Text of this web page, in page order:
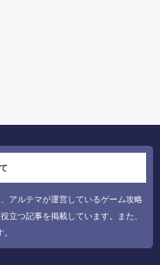
アルテマが運営しているゲーム攻略
立つ記事を掲載しています。また、